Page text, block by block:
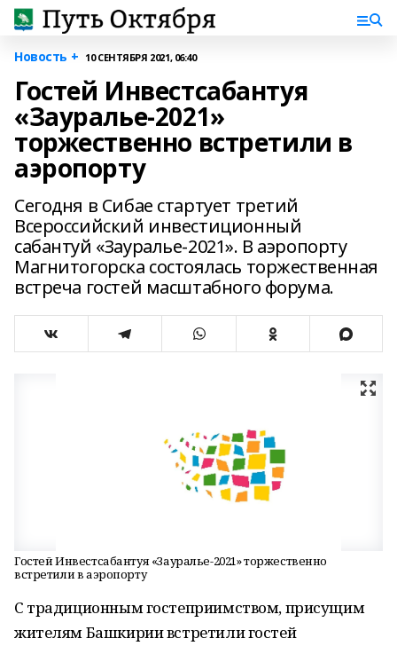
Новость + 10 СЕНТЯБРЯ 2021, 06:40
Гостей Инвестсабантуя
«Зауралье-2021»
торжественно встретили в
аэропорту
Сегодня в Сибае стартует третий
Всероссийский инвестиционный
сабантуй «Зауралье-2021». В аэропорту
Магнитогорска состоялась торжественная
встреча гостей масштабного форума.
Гостей Инвестсабантуя «Зауралье-2021» торжественно
встретили в аэропорту
С традиционным гостеприимством, присущим
жителям Башкирии встретили гостей